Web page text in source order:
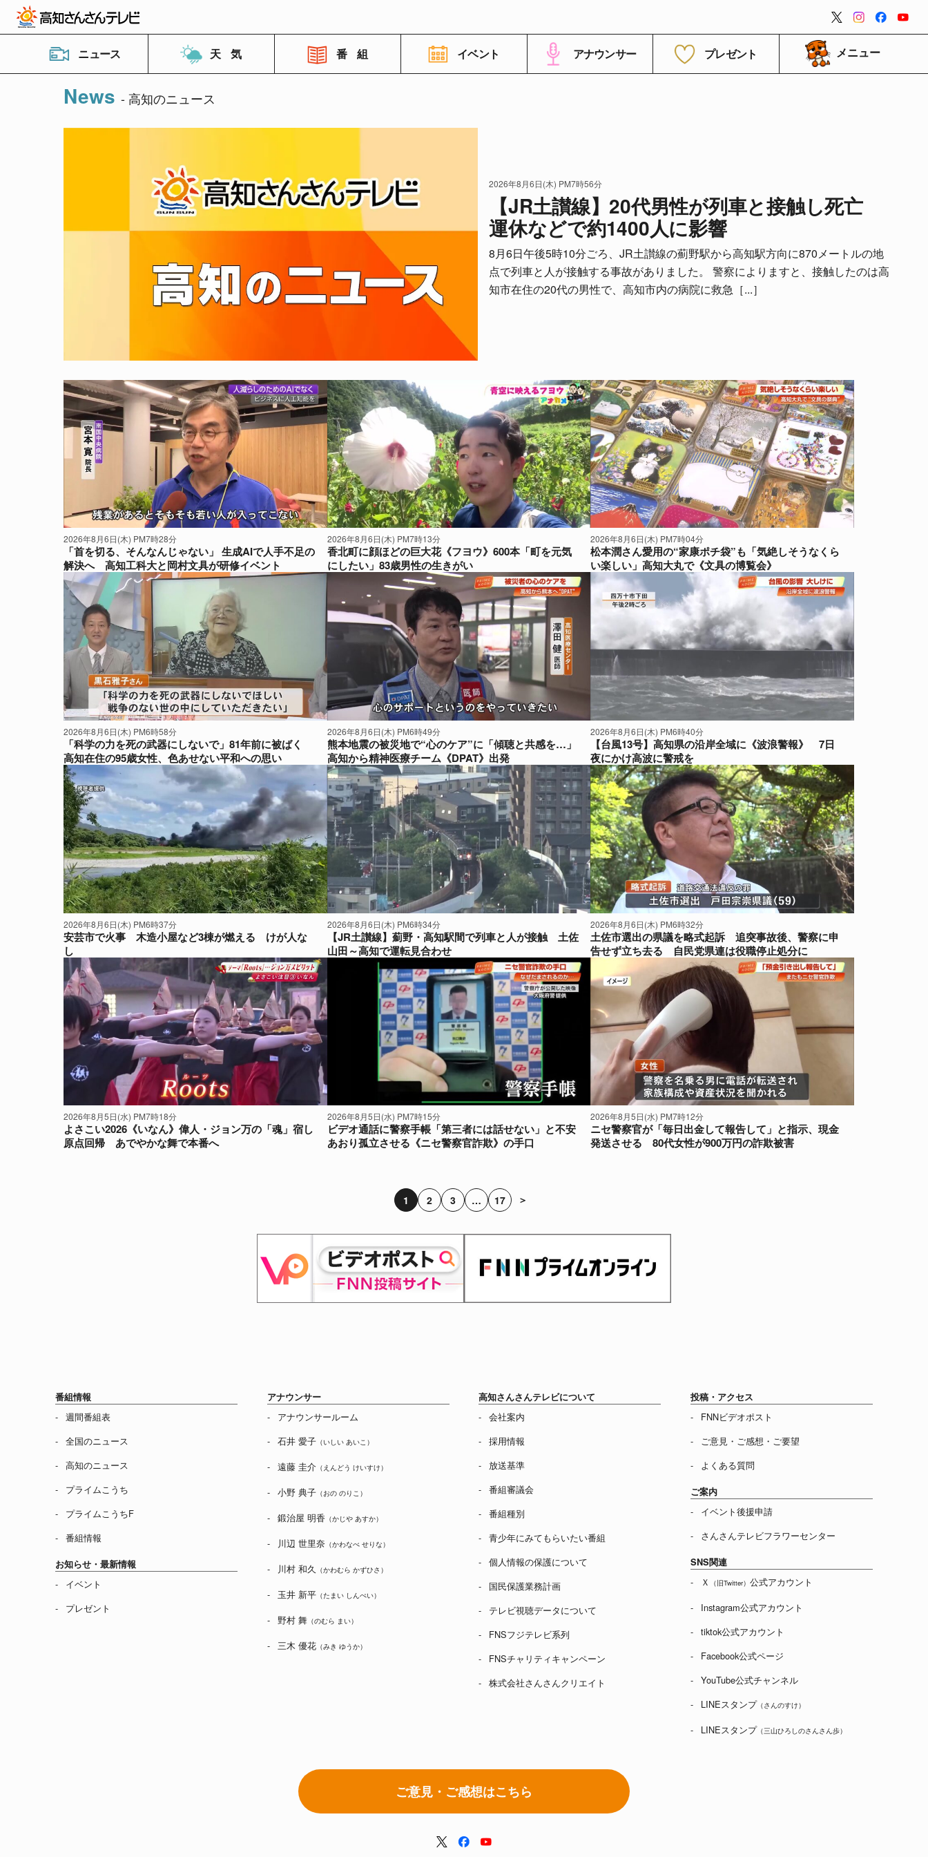
ニュース 天 気 番 組 イベント アナウンサー プレゼント メニュー
FNNビデオポスト（投稿）
ご意見・ご感想・ご要望
よくある質問
News - 高知のニュース
2026年8月6日(木) PM7時56分
【JR土讃線】20代男性が列車と接触し死亡
運休などで約1400人に影響
8月6日午後5時10分ごろ、JR土讃線の薊野駅から高知駅方向に870メートルの地
点で列車と人が接触する事故がありました。 警察によりますと、接触したのは高
知市在住の20代の男性で、高知市内の病院に救急［...］
2026年8月6日(木) PM7時28分
「首を切る、そんなんじゃない」 生成AIで人手不足の
解決へ 高知工科大と岡村文具が研修イベント
2026年8月6日(木) PM7時13分
香北町に顔ほどの巨大花《フヨウ》600本「町を元気
にしたい」83歳男性の生きがい
2026年8月6日(木) PM7時04分
松本潤さん愛用の“家康ポチ袋”も「気絶しそうなくら
い楽しい」高知大丸で《文具の博覧会》
2026年8月6日(木) PM6時58分
「科学の力を死の武器にしないで」81年前に被ばく
高知在住の95歳女性、色あせない平和への思い
2026年8月6日(木) PM6時49分
熊本地震の被災地で“心のケア”に「傾聴と共感を…」
高知から精神医療チーム《DPAT》出発
2026年8月6日(木) PM6時40分
【台風13号】高知県の沿岸全域に《波浪警報》 7日
夜にかけ高波に警戒を
2026年8月6日(木) PM6時37分
安芸市で火事 木造小屋など3棟が燃える けが人な
し
2026年8月6日(木) PM6時34分
【JR土讃線】薊野・高知駅間で列車と人が接触 土佐
山田～高知で運転見合わせ
2026年8月6日(木) PM6時32分
土佐市選出の県議を略式起訴 追突事故後、警察に申
告せず立ち去る 自民党県連は役職停止処分に
2026年8月5日(水) PM7時18分
よさこい2026《いなん》偉人・ジョン万の「魂」宿し
原点回帰 あでやかな舞で本番へ
2026年8月5日(水) PM7時15分
ビデオ通話に警察手帳「第三者には話せない」と不安
あおり孤立させる《ニセ警察官詐欺》の手口
2026年8月5日(水) PM7時12分
ニセ警察官が「毎日出金して報告して」と指示、現金
発送させる 80代女性が900万円の詐欺被害
1 2 3 … 17 ＞
番組情報
週間番組表
全国のニュース
高知のニュース
プライムこうち
プライムこうちF
番組情報
お知らせ・最新情報
イベント
プレゼント
アナウンサー
アナウンサールーム
石井 愛子（いしい あいこ）
遠藤 圭介（えんどう けいすけ）
小野 典子（おの のりこ）
鍛治屋 明香 （かじや あすか）
川辺 世里奈（かわなべ せりな）
川村 和久 （かわむら かずひさ）
玉井 新平（たまい しんぺい）
野村 舞（のむら まい）
三木 優花（みき ゆうか）
高知さんさんテレビについて
会社案内
採用情報
放送基準
番組審議会
番組種別
青少年にみてもらいたい番組
個人情報の保護について
国民保護業務計画
テレビ視聴データについて
FNSフジテレビ系列
FNSチャリティキャンペーン
株式会社さんさんクリエイト
投稿・アクセス
FNNビデオポスト
ご意見・ご感想・ご要望
よくある質問
ご案内
イベント後援申請
さんさんテレビフラワーセンター
SNS関連
Ｘ （旧Twitter）公式アカウント
Instagram公式アカウント
tiktok公式アカウント
Facebook公式ページ
YouTube公式チャンネル
LINEスタンプ（さんのすけ）
LINEスタンプ（三山ひろしのさんさん歩）
ご意見・ご感想はこちら